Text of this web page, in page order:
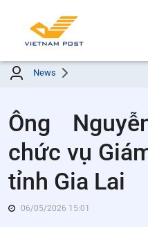
News
Ông
chức vụ
tỉnh Gia Lai
06/05/2026 15:01